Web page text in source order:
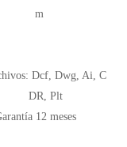
m
Dcf, Dwg, Ai, C
DR, Plt
12 meses